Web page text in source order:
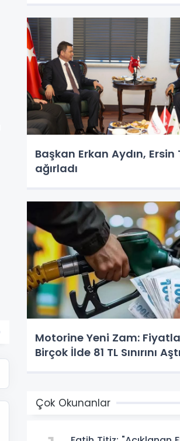
Başkan Erkan Aydın, Ersin
ağırladı
Motorine Yeni Zam:
Birçok İlde 81 TL Sınırını Aştı
Çok Okunanlar